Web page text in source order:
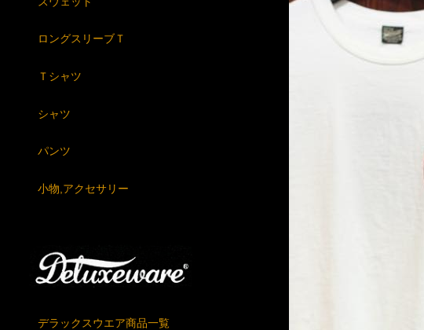
ロングスリーブＴ
Ｔシャツ
シャツ
パンツ
小物,アクセサリー
デラックスウエア商品一覧